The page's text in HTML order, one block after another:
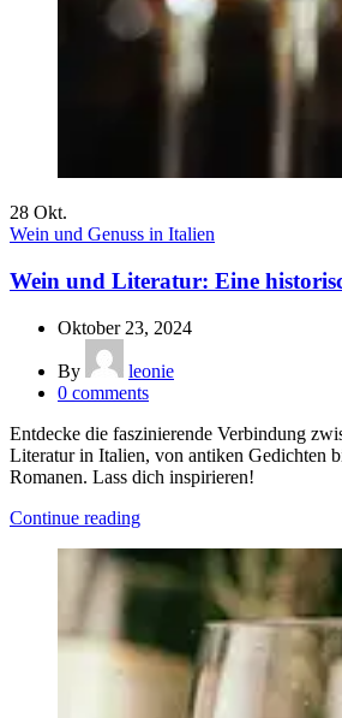
28 Okt.
Wein und Genuss in Italien
Wein und Literatur: Eine
Oktober 23, 2024
By
leonie
0 comments
Entdecke die faszinierende Verbindung
Literatur in Italien, von antiken Gedichten
Romanen. Lass dich inspirieren!
Continue reading